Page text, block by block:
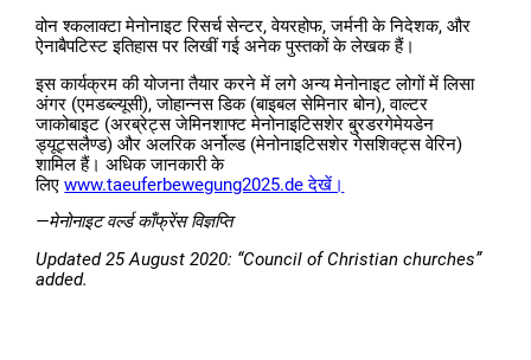
वोन श्कलाक्टा मेनोनाइट रिसर्च सेन्टर, वेयरहोफ, जर्मनी के निदेशक, और
ऐनाबैपटिस्ट इतिहास पर लिखीं गई अनेक पुस्तकों के लेखक हैं।
इस कार्यक्रम की योजना तैयार करने में लगे अन्य मेनोनाइट लोगों में लिसा
अंगर (एमडब्ल्यूसी), जोहान्नस डिक (बाइबल सेमिनार बोन), वाल्टर
जाकोबाइट (अरब्रेट्स जेमिनशाफ्ट मेनोनाइटिसशेर बु्रडरगेमेयडेन
ड्यूट्सलैण्ड) और अलरिक अर्नोल्ड (मेनोनाइटिसशेर गेसशिक्ट्स वेरिन)
शामिल हैं। अधिक जानकारी के
लिएwww.taeuferbewegung2025.de देखें।
—मेनोनाइट वर्ल्ड काँफ्रेंस विज्ञप्ति
Updated 25 August 2020: “Council of Christian churches”
added.